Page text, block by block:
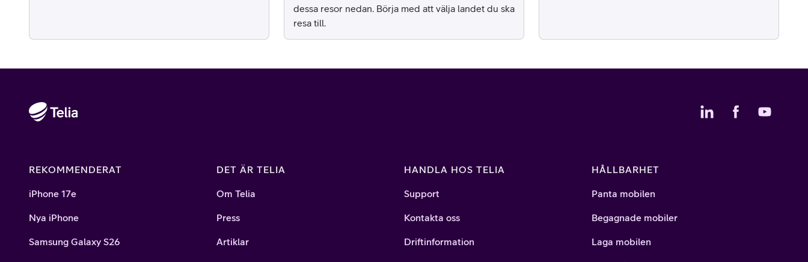
dessa resor nedan. Börja med att välja landet du ska
resa till.
REKOMMENDERAT
iPhone 17e
Nya iPhone
Samsung Galaxy S26
DET ÄR TELIA
Om Telia
Press
Artiklar
HANDLA HOS TELIA
Support
Kontakta oss
Driftinformation
HÅLLBARHET
Panta mobilen
Begagnade mobiler
Laga mobilen